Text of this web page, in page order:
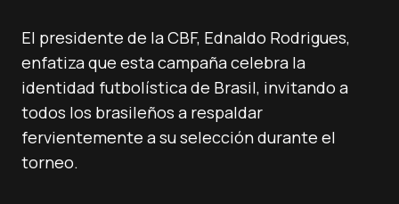
El presidente de la CBF, Ednaldo Rodrigues,
enfatiza que esta campaña celebra la
identidad futbolística de Brasil, invitando a
todos los brasileños a respaldar
fervientemente a su selección durante el
torneo.